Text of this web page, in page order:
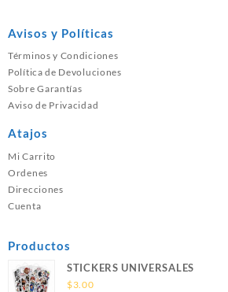
Avisos y Políticas
Términos y Condiciones
Política de Devoluciones
Sobre Garantías
Aviso de Privacidad
Atajos
Mi Carrito
Ordenes
Direcciones
Cuenta
Productos
STICKERS UNIVERSALES
$3.00